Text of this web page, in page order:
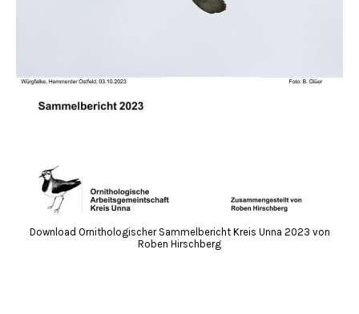
Download Ornithologischer Sammelbericht Kreis Unna 2023 von
Roben Hirschberg